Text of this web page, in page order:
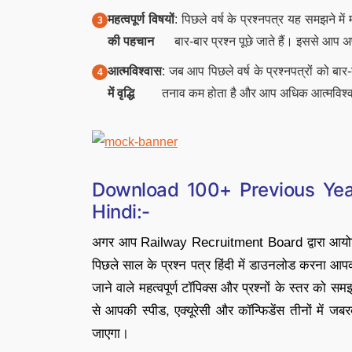
महत्वपूर्ण विषयों
की पहचान
: पिछले वर्ष के प्रश्नपत्र यह समझने में
बार-बार प्रश्न पूछे जाते हैं। इससे आप
आत्मविश्वास
में वृद्धि
: जब आप पिछले वर्ष के प्रश्नपत्रों को
तनाव कम होता है और आप अधिक
Download 100+ Previous
Hindi:-
अगर आप Railway Recruitment Board द्वारा
पिछले साल के प्रश्न पत्र हिंदी में डाउनलोड करना
जाने वाले महत्वपूर्ण टॉपिक्स और प्रश्नों के स्तर को
से आपकी स्पीड, एक्यूरेसी और कॉन्फिडेंस तीनों में
जाएगा।